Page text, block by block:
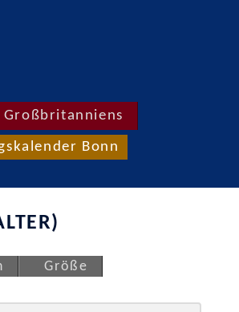
Großbritanniens
Bonn
Größe